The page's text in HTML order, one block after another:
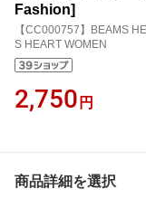
Fashion]
【CC000757】BEAMS
S HEART WOMEN
2,750 円
商品詳細を選択